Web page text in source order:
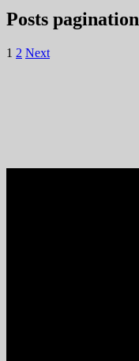
Posts pagination
1 2 Next